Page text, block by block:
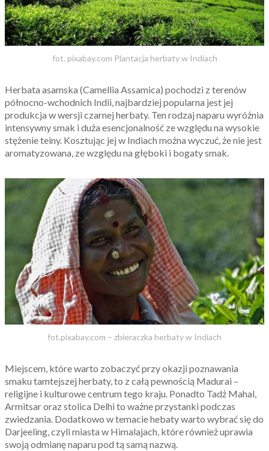
fot. pixabay.com Plantacja herbaty w Indiach
Herbata asamska (Camellia Assamica) pochodzi z terenów
północno-wchodnich Indii, najbardziej popularna jest jej
produkcja w wersji czarnej herbaty. Ten rodzaj naparu wyróżnia
intensywny smak i duża esencjonalność ze względu na wysokie
stężenie teiny. Kosztując jej w Indiach można wyczuć, że nie jest
aromatyzowana, ze względu na głęboki i bogaty smak.
fot.pixabay.com – zbieraczka herbaty w Indiach
Miejscem, które warto zobaczyć przy okazji poznawania
smaku tamtejszej herbaty, to z całą pewnością Madurai –
religijne i kulturowe centrum tego kraju. Ponadto Tadż Mahal,
Armitsar oraz stolica Delhi to ważne przystanki podczas
zwiedzania. Dodatkowo w temacie hebaty warto wybrać się do
Darjeeling, czyli miasta w Himalajach, które również uprawia
swoją odmianę naparu pod tą samą nazwą.